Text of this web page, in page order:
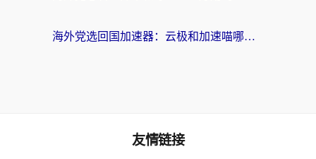
海外党选回国加速器：云极和加速喵哪个好？附3款热门工具实测对比
友情链接